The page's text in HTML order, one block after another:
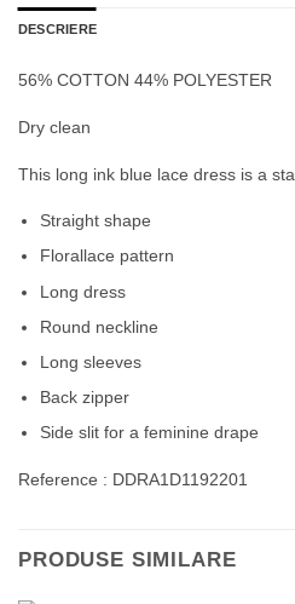
DESCRIERE
56% COTTON 44% POLYESTER
Dry clean
This long ink blue lace dress is a
Straight shape
Florallace pattern
Long dress
Round neckline
Long sleeves
Back zipper
Side slit for a feminine drape
Reference : DDRA1D1192201
PRODUSE SIMILARE